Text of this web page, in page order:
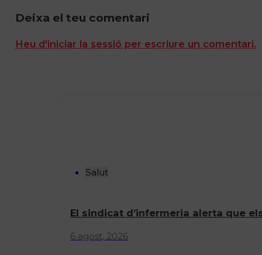
Deixa el teu comentari
Heu d'iniciar la sessió per escriure un comentari.
Salut
6 agost, 2026